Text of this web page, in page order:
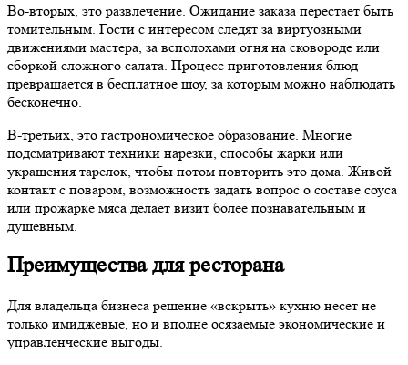
Во-вторых, это развлечение. Ожидание заказа перестает быть
томительным. Гости с интересом следят за виртуозными
движениями мастера, за всполохами огня на сковороде или
сборкой сложного салата. Процесс приготовления блюд
превращается в бесплатное шоу, за которым можно наблюдать
бесконечно.
В-третьих, это гастрономическое образование. Многие
подсматривают техники нарезки, способы жарки или
украшения тарелок, чтобы потом повторить это дома. Живой
контакт с поваром, возможность задать вопрос о составе соуса
или прожарке мяса делает визит более познавательным и
душевным.
Преимущества для ресторана
Для владельца бизнеса решение «вскрыть» кухню несет не
только имиджевые, но и вполне осязаемые экономические и
управленческие выгоды.